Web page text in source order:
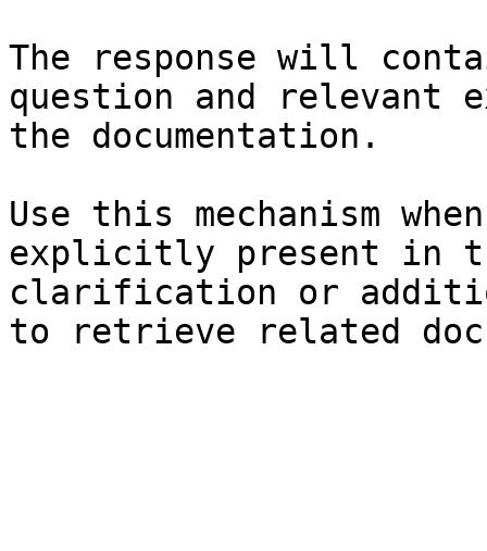
The response will
question and relevant
the documentation.
Use this mechanism
explicitly present in
clarification or